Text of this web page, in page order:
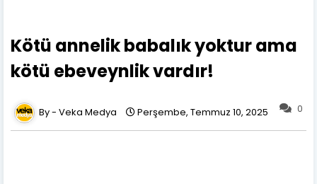
Kötü annelik babalık yoktur ama
kötü ebeveynlik vardır!
0
Veka Medya Perşembe, Temmuz 10, 2025